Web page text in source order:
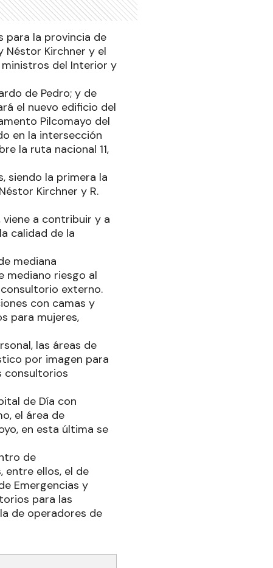
para la provincia de
Néstor Kirchner y el
ministros del Interior y
de Pedro; y de
el nuevo edificio del
Pilcomayo del
en la intersección
la ruta nacional 11,
siendo la primera la
Kirchner y R.
a contribuir y a
calidad de la
mediana
mediano riesgo al
externo.
con camas y
para mujeres,
las áreas de
por imagen para
consultorios
de Día con
el área de
en esta última se
de
ellos, el de
Emergencias y
para las
de operadores de